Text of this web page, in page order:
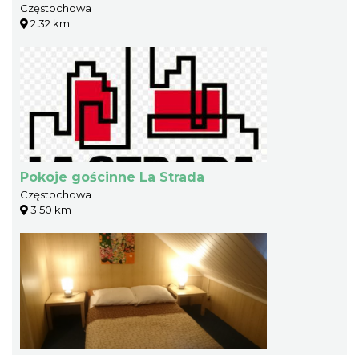
Częstochowa
2.32 km
Pokoje gościnne La Strada
Częstochowa
3.50 km